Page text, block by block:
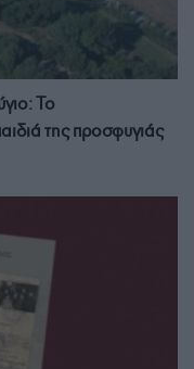
Το
της προσφυγιάς